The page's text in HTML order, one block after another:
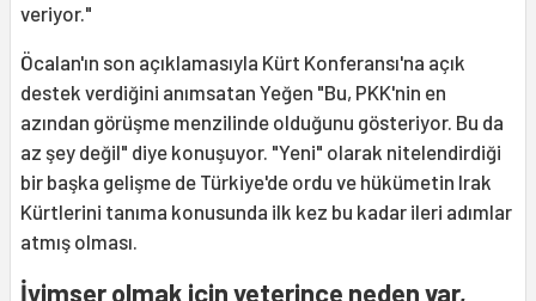
veriyor."
Öcalan'ın son açıklamasıyla Kürt Konferansı'na açık
destek verdiğini anımsatan Yeğen "Bu, PKK'nin en
azından görüşme menzilinde olduğunu gösteriyor. Bu da
az şey değil" diye konuşuyor. "Yeni" olarak nitelendirdiği
bir başka gelişme de Türkiye'de ordu ve hükümetin Irak
Kürtlerini tanıma konusunda ilk kez bu kadar ileri adımlar
atmış olması.
İyimser olmak için yeterince neden var,